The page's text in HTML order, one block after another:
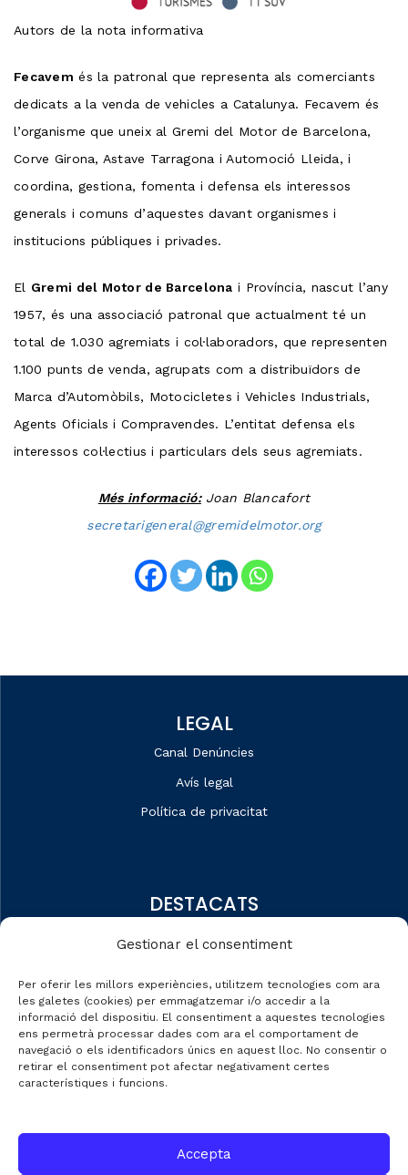
Gestionar el consentiment
Per oferir les millors experiències, utilitzem tecnologies com ara
les galetes (cookies) per emmagatzemar i/o accedir a la
informació del dispositiu. El consentiment a aquestes tecnologies
ens permetrà processar dades com ara el comportament de
navegació o els identificadors únics en aquest lloc. No consentir o
retirar el consentiment pot afectar negativament certes
característiques i funcions.
Accepta
Autors de la nota informativa
Fecavem és la patronal que representa als comerciants
dedicats a la venda de vehicles a Catalunya. Fecavem és
l’organisme que uneix al Gremi del Motor de Barcelona,
Corve Girona, Astave Tarragona i Automoció Lleida, i
coordina, gestiona, fomenta i defensa els interessos
generals i comuns d’aquestes davant organismes i
institucions públiques i privades.
El Gremi del Motor de Barcelona i Província, nascut l’any
1957, és una associació patronal que actualment té un
total de 1.030 agremiats i col·laboradors, que representen
1.100 punts de venda, agrupats com a distribuïdors de
Marca d’Automòbils, Motocicletes i Vehicles Industrials,
Agents Oficials i Compravendes. L’entitat defensa els
interessos col·lectius i particulars dels seus agremiats.
Més informació:Joan Blancafort
secretarigeneral@gremidelmotor.org
LEGAL
Canal Denúncies
Avís legal
Política de privacitat
DESTACATS
Dades de mercat
Automobile Talks